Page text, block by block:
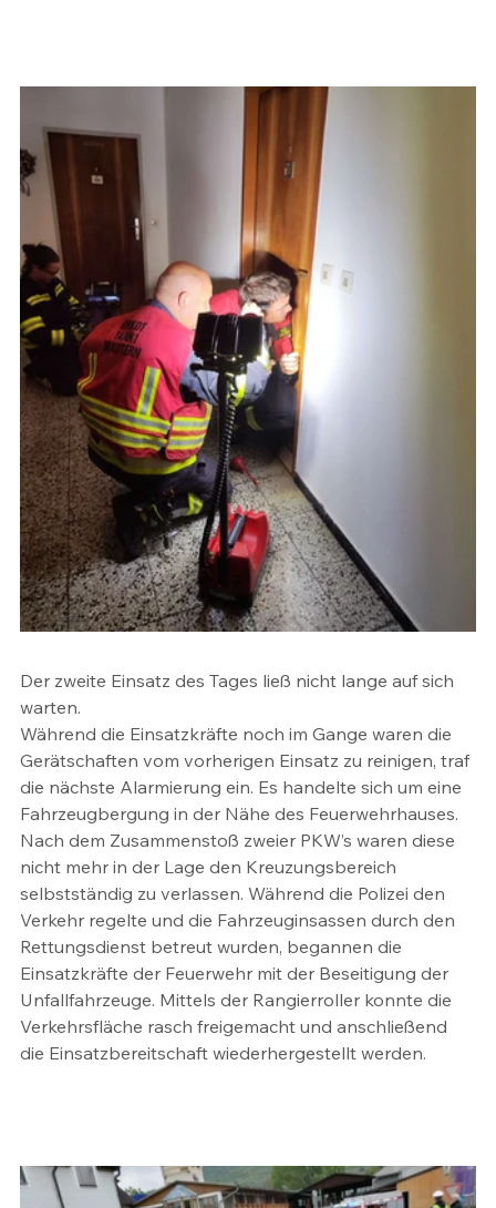
Der zweite Einsatz des Tages ließ nicht lange auf sich
warten.
Während die Einsatzkräfte noch im Gange waren die
Gerätschaften vom vorherigen Einsatz zu reinigen, traf
die nächste Alarmierung ein. Es handelte sich um eine
Fahrzeugbergung in der Nähe des Feuerwehrhauses.
Nach dem Zusammenstoß zweier PKW’s waren diese
nicht mehr in der Lage den Kreuzungsbereich
selbstständig zu verlassen. Während die Polizei den
Verkehr regelte und die Fahrzeuginsassen durch den
Rettungsdienst betreut wurden, begannen die
Einsatzkräfte der Feuerwehr mit der Beseitigung der
Unfallfahrzeuge. Mittels der Rangierroller konnte die
Verkehrsfläche rasch freigemacht und anschließend
die Einsatzbereitschaft wiederhergestellt werden.